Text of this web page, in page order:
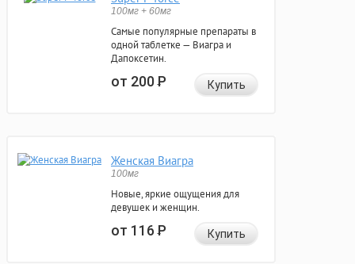
100мг + 60мг
Самые популярные препараты в
одной таблетке — Виагра и
Дапоксетин.
от 200Р Купить
Женская Виагра
100мг
Новые, яркие ощущения для
девушек и женщин.
от 116Р Купить